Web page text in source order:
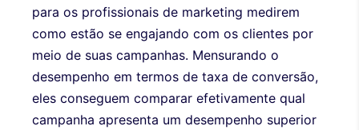
para os profissionais de marketing medirem
como estão se engajando com os clientes por
meio de suas campanhas. Mensurando o
desempenho em termos de taxa de conversão,
eles conseguem comparar efetivamente qual
campanha apresenta um desempenho superior